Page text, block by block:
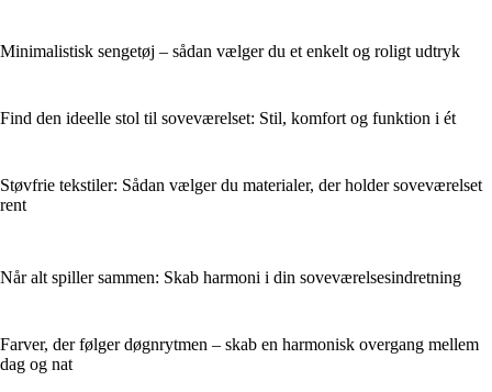
Minimalistisk sengetøj – sådan vælger du et enkelt og roligt udtryk
Find den ideelle stol til soveværelset: Stil, komfort og funktion i ét
Støvfrie tekstiler: Sådan vælger du materialer, der holder soveværelset
rent
Når alt spiller sammen: Skab harmoni i din soveværelsesindretning
Farver, der følger døgnrytmen – skab en harmonisk overgang mellem
dag og nat